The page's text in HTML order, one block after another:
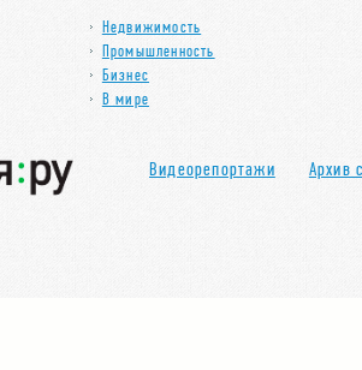
Недвижимость
Промышленность
Бизнес
В мире
Видеорепортажи Архив